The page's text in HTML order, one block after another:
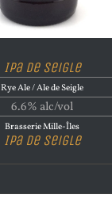
Ipa de Seigle
Rye Ale / Ale de Seigle
6.6% alc/vol
Brasserie Mille-Îles
Ipa de Seigle